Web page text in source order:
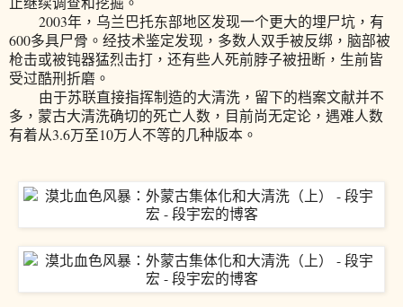
2003年，乌兰巴托东部地区发现一个更大的埋尸坑，有
600多具尸骨。经技术鉴定发现，多数人双手被反绑，脑部被
枪击或被钝器猛烈击打，还有些人死前脖子被扭断，生前皆
受过酷刑折磨。
由于苏联直接指挥制造的大清洗，留下的档案文献并不
多，蒙古大清洗确切的死亡人数，目前尚无定论，遇难人数
有着从3.6万至10万人不等的几种版本。